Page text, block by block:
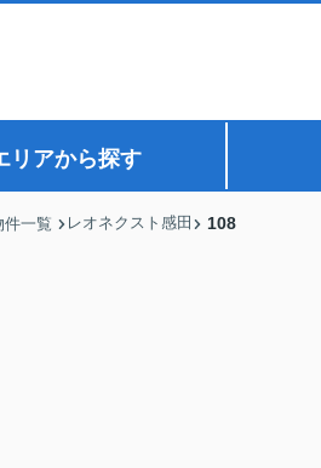
リアから探す
件一覧 レオネクスト感田 108